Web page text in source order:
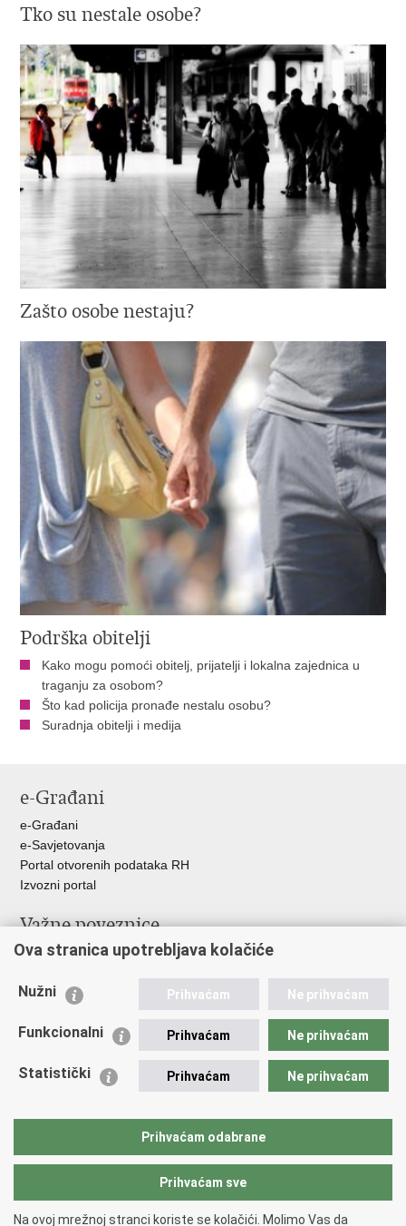
Tko su nestale osobe?
Zašto osobe nestaju?
Podrška obitelji
Kako mogu pomoći obitelj, prijatelji i lokalna zajednica u
traganju za osobom?
Što kad policija pronađe nestalu osobu?
Suradnja obitelji i medija
e-Građani
e-Građani
e-Savjetovanja
Portal otvorenih podataka RH
Izvozni portal
Važne poveznice
Ministarstvo unutarnjih poslova RH
Nestale osobe u Domovinskom ratu (Ministarstvo hrvatskih
Ministarstvo znanosti i obrazovanja
Ova stranica upotrebljava kolačiće
Nužni Prihvaćam Ne prihvaćam
Funkcionalni Prihvaćam Ne prihvaćam
Statistički Prihvaćam Ne prihvaćam
Prihvaćam odabrane
Prihvaćam sve
Na ovoj mrežnoj stranci koriste se kolačići. Molimo Vas da